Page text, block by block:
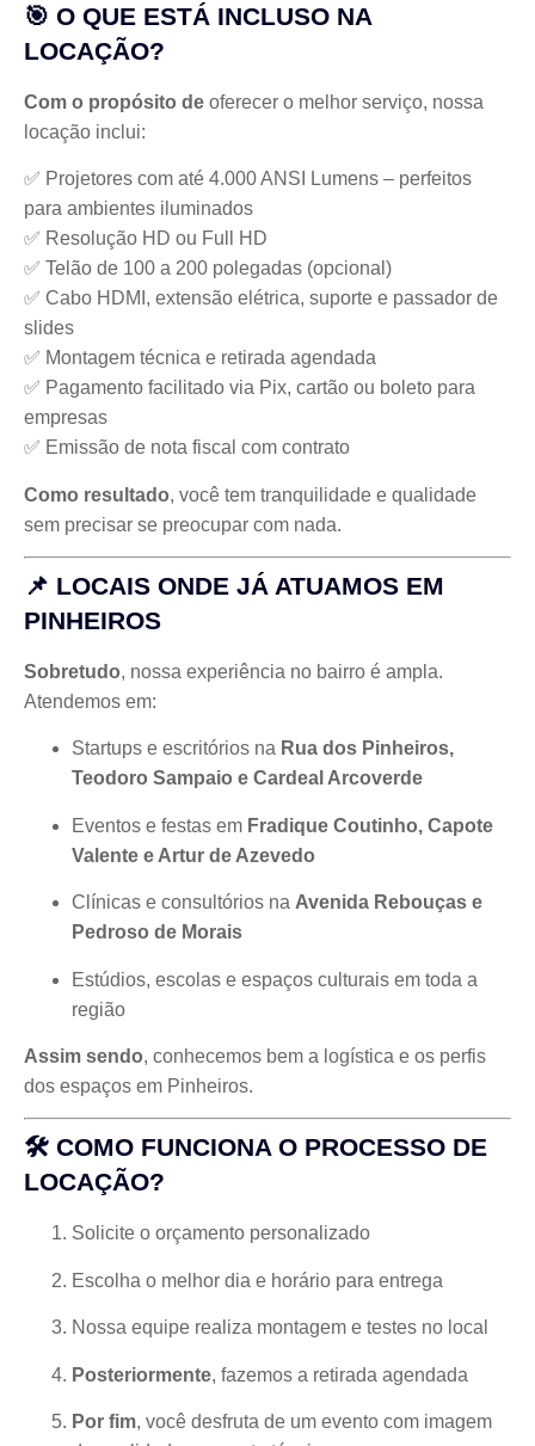
🎯 O QUE ESTÁ INCLUSO NA
LOCAÇÃO?
Com o propósito de oferecer o melhor serviço, nossa
locação inclui:
✅ Projetores com até 4.000 ANSI Lumens – perfeitos
para ambientes iluminados
✅ Resolução HD ou Full HD
✅ Telão de 100 a 200 polegadas (opcional)
✅ Cabo HDMI, extensão elétrica, suporte e passador de
slides
✅ Montagem técnica e retirada agendada
✅ Pagamento facilitado via Pix, cartão ou boleto para
empresas
✅ Emissão de nota fiscal com contrato
Como resultado, você tem tranquilidade e qualidade
sem precisar se preocupar com nada.
📌 LOCAIS ONDE JÁ ATUAMOS EM
PINHEIROS
Sobretudo, nossa experiência no bairro é ampla.
Atendemos em:
Startups e escritórios na Rua dos Pinheiros,
Teodoro Sampaio e Cardeal Arcoverde
Eventos e festas em Fradique Coutinho, Capote
Valente e Artur de Azevedo
Clínicas e consultórios na Avenida Rebouças e
Pedroso de Morais
Estúdios, escolas e espaços culturais em toda a
região
Assim sendo, conhecemos bem a logística e os perfis
dos espaços em Pinheiros.
🛠️ COMO FUNCIONA O PROCESSO DE
LOCAÇÃO?
Solicite o orçamento personalizado
Escolha o melhor dia e horário para entrega
Nossa equipe realiza montagem e testes no local
Posteriormente, fazemos a retirada agendada
Por fim, você desfruta de um evento com imagem